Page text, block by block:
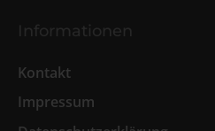
Informationen
Kontakt
Impressum